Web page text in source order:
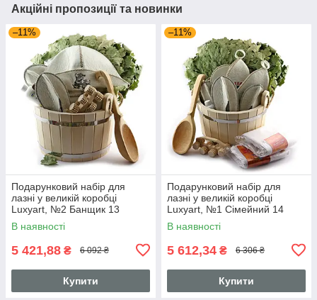
Акційні пропозиції та новинки
–11%
Подарунковий набір для
лазні у великій коробці
Luxyart, №2 Банщик 13
предметів (N-128)
В наявності
5 421,88 ₴ 6 092 ₴
Купити
–11%
Подарунковий набір для
лазні у великій коробці
Luxyart, №1 Сімейний 14
предметів (N-127)
В наявності
5 612,34 ₴ 6 306 ₴
Купити